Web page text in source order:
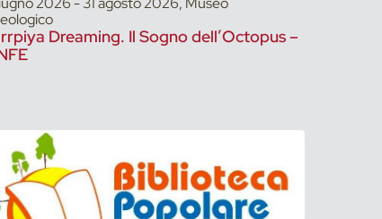
Dreaming. Il Sogno dell’Octopus –